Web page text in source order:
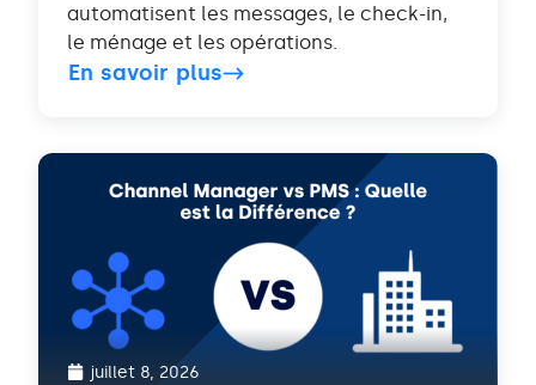
automatisent les messages, le check-in,
le ménage et les opérations.
En savoir plus
juillet 8, 2026